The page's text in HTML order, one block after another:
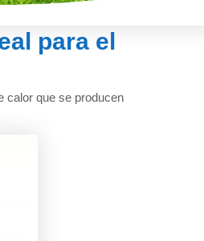
para el
calor que se producen